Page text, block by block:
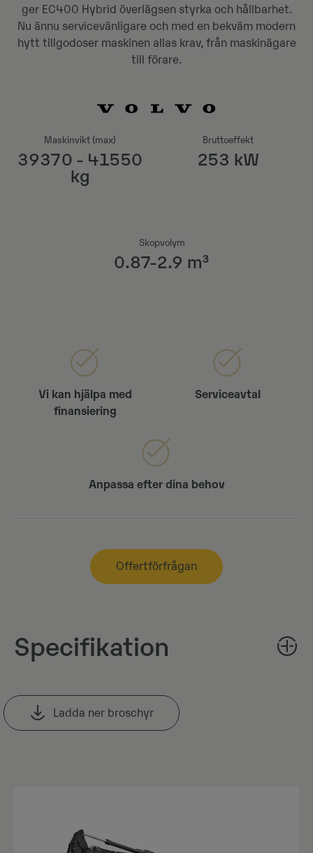
ger EC400 Hybrid överlägsen styrka och hållbarhet.
Nu ännu servicevänligare och med en bekväm modern
hytt tillgodoser maskinen allas krav, från maskinägare
till förare.
Maskinvikt (max)
39370 - 41550
kg
Bruttoeffekt
253 kW
Skopvolym
0.87-2.9 m³
Vi kan hjälpa med
finansiering
Serviceavtal
Anpassa efter dina behov
Offertförfrågan
Specifikation
Ladda ner broschyr